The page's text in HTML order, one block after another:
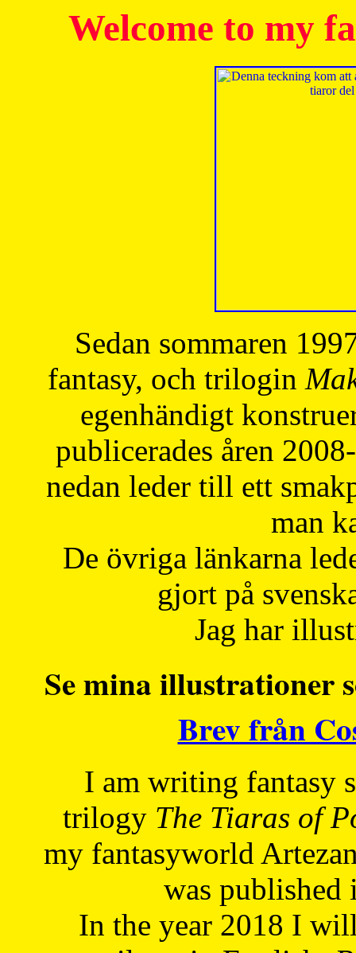
Welcome to my
Sedan sommaren
fantasy, och trilogin
egenhändigt
publicerades åren
nedan leder till ett
man
De övriga länkarna
gjort på
Jag har
Se mina illustrationer
Brev från
I am writing fantasy
trilogy The Tiaras of
my fantasyworld
was published
In the year 2018 I